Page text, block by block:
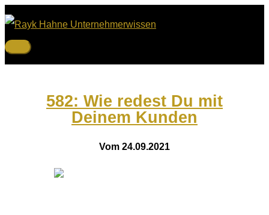
Zum
Inhalt
springen
Hauptmenü
582: Wie redest Du mit
Deinem Kunden
Vom 24.09.2021